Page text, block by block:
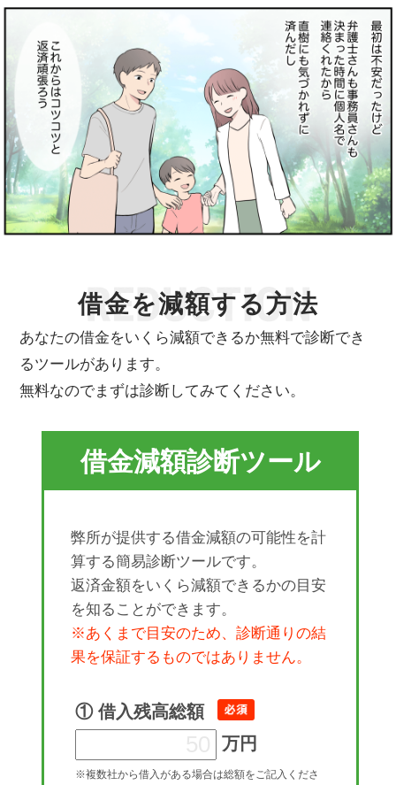
借金を減額する方法
あなたの借金をいくら減額できるか無料で診断でき
るツールがあります。
無料なのでまずは診断してみてください。
借金減額診断ツール
弊所が提供する借金減額の可能性を計
算する簡易診断ツールです。
返済金額をいくら減額できるかの目安
を知ることができます。
※あくまで目安のため、診断通りの結
果を保証するものではありません。
① 借入残高総額
万円
※複数社から借入がある場合は総額をご記入くださ